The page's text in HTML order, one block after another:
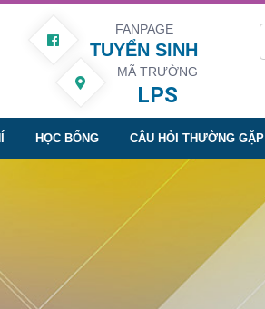
FANPAGE
TUYỂN SINH
MÃ TRƯỜNG
LPS
HỌC BỔNG CÂU HỎI THƯỜNG GẶP